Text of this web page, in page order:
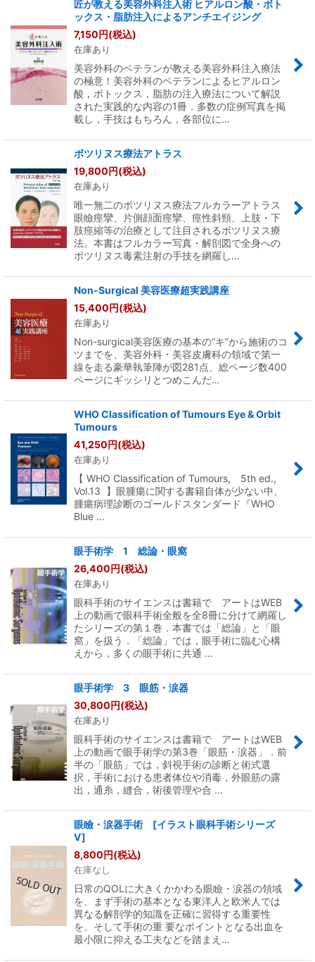
匠が教える美容外科注入術 ヒアルロン酸・ボト
ックス・脂肪注入によるアンチエイジング
7,150円(税込)
在庫あり
美容外科のベテランが教える美容外科注入療法
の極意！美容外科のベテランによるヒアルロン
酸，ボトックス，脂肪の注入療法について解説
された実践的な内容の1冊．多数の症例写真を掲
載し，手技はもちろん，各部位に…
ボツリヌス療法アトラス
19,800円(税込)
在庫あり
唯一無二のボツリヌス療法フルカラーアトラス
眼瞼痙攣、片側顔面痙攣、痙性斜頸、上肢・下
肢痙縮等の治療として注目されるボツリヌス療
法。本書はフルカラー写真・解剖図で全身への
ボツリヌス毒素注射の手技を網羅し…
Non-Surgical 美容医療超実践講座
15,400円(税込)
在庫あり
Non-surgical美容医療の基本の“キ”から施術のコ
ツまでを、美容外科・美容皮膚科の領域で第一
線を走る豪華執筆陣が図281点、総ページ数400
ページにギッシリとつめこんだ…
WHO Classification of Tumours Eye & Orbit
Tumours
41,250円(税込)
在庫あり
【 WHO Classification of Tumours, 5th ed.,
Vol.13 】眼腫瘍に関する書籍自体が少ない中、
腫瘍病理診断のゴールドスタンダード『WHO
Blue …
眼手術学 1 総論・眼窩
26,400円(税込)
在庫あり
眼科手術のサイエンスは書籍で アートはWEB
上の動画で眼科手術全般を全8冊に分けて網羅し
たシリーズの第１巻．本書では「総論」と「眼
窩」を扱う．「総論」では，眼手術に臨む心構
えから，多くの眼手術に共通 …
眼手術学 3 眼筋・涙器
30,800円(税込)
在庫あり
眼科手術のサイエンスは書籍で アートはWEB
上の動画で眼手術学の第3巻「眼筋・涙器」．前
半の「眼筋」では，斜視手術の診断と術式選
択，手術における患者体位や消毒，外眼筋の露
出，通糸，縫合，術後管理や合 …
眼瞼・涙器手術 [イラスト眼科手術シリーズ
V]
8,800円(税込)
在庫なし
日常のQOLに大きくかかわる眼瞼・涙器の領域
を、まず手術の基本となる東洋人と欧米人では
異なる解剖学的知識を正確に習得する重要性
を、そして手術の重 要なポイントとなる出血を
最小限に抑える工夫などを踏まえ…